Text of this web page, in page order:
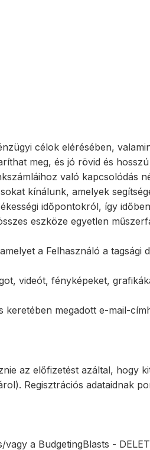
célok elérésében,
meg, és jó rövid és
való kapcsolódás
kínálunk, amelyek
időpontokról, így
eszköze egyetlen
a Felhasználó a tagsági
videót, fényképeket,
megadott e-mail-
az előfizetést azáltal, hogy
Regisztrációs adataidnak
a BudgetingBlasts -